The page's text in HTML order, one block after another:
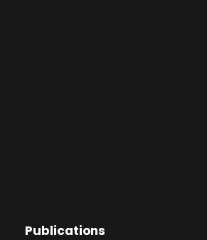
Publications